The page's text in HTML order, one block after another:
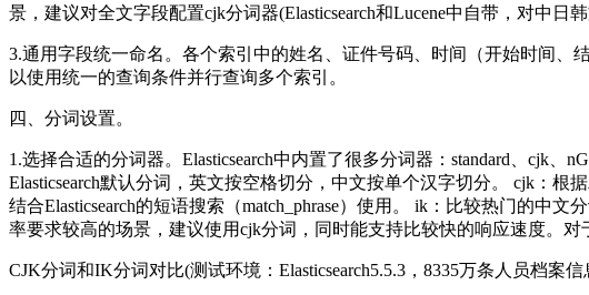
景，建议对全文字段配置cjk分词器(Elasticsearch和Lucene中自带，对中日
3.通用字段统一命名。各个索引中的姓名、证件号码、时间（开始时间
以使用统一的查询条件并行查询多个索引。
四、分词设置。
1.选择合适的分词器。Elasticsearch中内置了很多分词器：standard、cjk
Elasticsearch默认分词，英文按空格切分，中文按单个汉字切分。 cjk：
结合Elasticsearch的短语搜索（match_phrase）使用。 ik：比较热门的中
率要求较高的场景，建议使用cjk分词，同时能支持比较快的响应速度。对
CJK分词和IK分词对比(测试环境：Elasticsearch5.5.3，8335万条人员档案